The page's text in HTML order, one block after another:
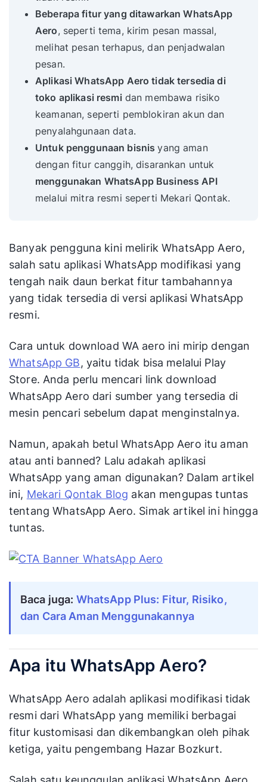
Beberapa fitur yang ditawarkan WhatsApp
Aero, seperti tema, kirim pesan massal,
melihat pesan terhapus, dan penjadwalan
pesan.
Aplikasi WhatsApp Aero tidak tersedia di
toko aplikasi resmidan membawa risiko
keamanan, seperti pemblokiran akun dan
penyalahgunaan data.
Untuk penggunaan bisnisyang aman
dengan fitur canggih, disarankan untuk
menggunakan WhatsApp Business API
melalui mitra resmi seperti Mekari Qontak.
Banyak pengguna kini melirik WhatsApp Aero,
salah satu aplikasi WhatsApp modifikasi yang
tengah naik daun berkat fitur tambahannya
yang tidak tersedia di versi aplikasi WhatsApp
resmi.
Cara untuk download WA aero ini mirip dengan
WhatsApp GB, yaitu tidak bisa melalui Play
Store. Anda perlu mencari link download
WhatsApp Aero dari sumber yang tersedia di
mesin pencari sebelum dapat menginstalnya.
Namun, apakah betul WhatsApp Aero itu aman
atau anti banned? Lalu adakah aplikasi
WhatsApp yang aman digunakan? Dalam artikel
ini, Mekari Qontak Blog akan mengupas tuntas
tentang WhatsApp Aero. Simak artikel ini hingga
tuntas.
Baca juga: WhatsApp Plus: Fitur, Risiko,
dan Cara Aman Menggunakannya
Apa itu WhatsApp Aero?
WhatsApp Aero adalah aplikasi modifikasi tidak
resmi dari WhatsApp yang memiliki berbagai
fitur kustomisasi dan dikembangkan oleh pihak
ketiga, yaitu pengembang Hazar Bozkurt.